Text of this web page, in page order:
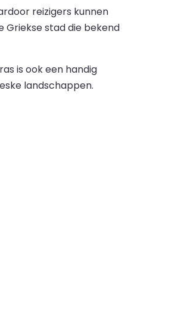
reizigers kunnen
Griekse stad die bekend
is ook een handig
landschappen.